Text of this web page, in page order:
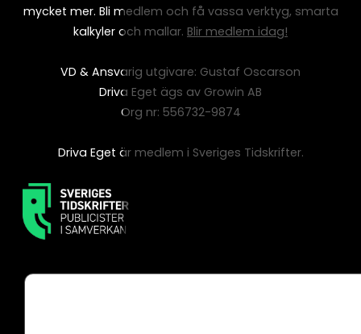
mycket mer. Bli medlem och få vassa verktyg, smarta
kalkyler och mallar. Blir medlem idag!
VD & Ansvarig utgivare: Gustaf Oscarson
Driva Eget ägs av Growin AB
Org nr: 556732-9874
Driva Eget är medlem i Sveriges Tidskrifter.